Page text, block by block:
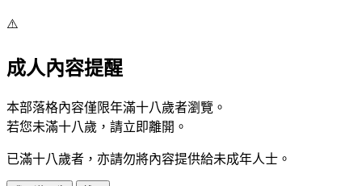
⚠️
成人內容提醒
本部落格內容僅限年滿十八歲者瀏覽。
若您未滿十八歲，請立即離開。
已滿十八歲者，亦請勿將內容提供給未成年人士。